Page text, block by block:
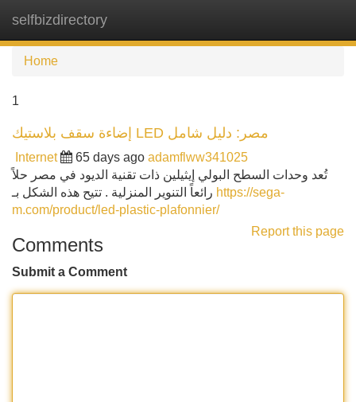
selfbizdirectory
Home
1
إضاءة سقف بلاستيك LED مصر: دليل شامل
Internet 65 days ago adamflww341025
تُعد وحدات السطح البولي إيثيلين ذات تقنية الديود في مصر حلاً
https://sega-
m.com/product/led-plastic-plafonnier/
Report this page
Comments
Submit a Comment